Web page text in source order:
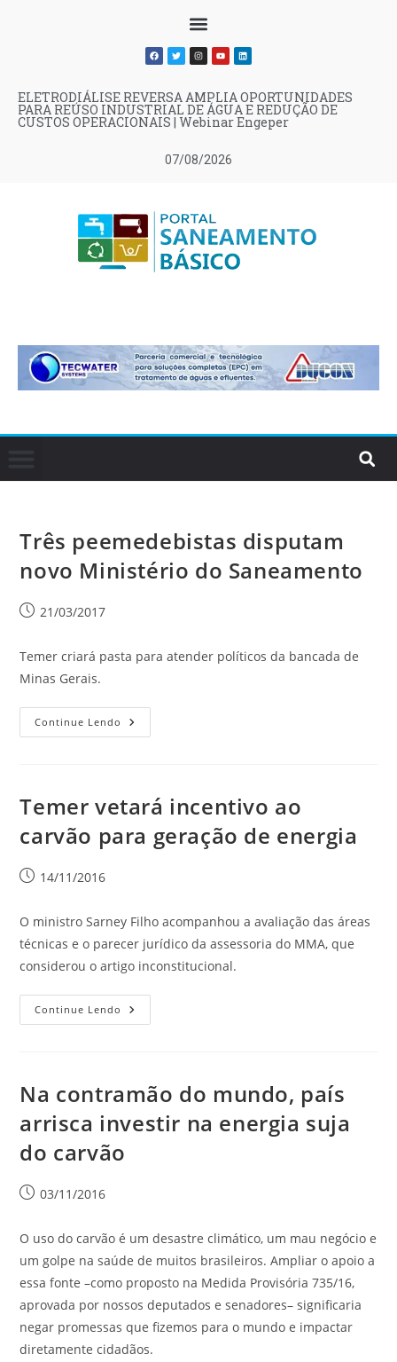
07/08/2026
ELETRODIÁLISE REVERSA AMPLIA OPORTUNIDADES
PARA REÚSO INDUSTRIAL DE ÁGUA E REDUÇÃO DE
CUSTOS OPERACIONAIS | Webinar Engeper
Três peemedebistas disputam
novo Ministério do Saneamento
21/03/2017
Temer criará pasta para atender políticos da bancada de
Minas Gerais.
Continue Lendo
Temer vetará incentivo ao
carvão para geração de energia
14/11/2016
O ministro Sarney Filho acompanhou a avaliação das áreas
técnicas e o parecer jurídico da assessoria do MMA, que
considerou o artigo inconstitucional.
Continue Lendo
Na contramão do mundo, país
arrisca investir na energia suja
do carvão
03/11/2016
O uso do carvão é um desastre climático, um mau negócio e
um golpe na saúde de muitos brasileiros. Ampliar o apoio a
essa fonte –como proposto na Medida Provisória 735/16,
aprovada por nossos deputados e senadores– significaria
negar promessas que fizemos para o mundo e impactar
diretamente cidadãos.